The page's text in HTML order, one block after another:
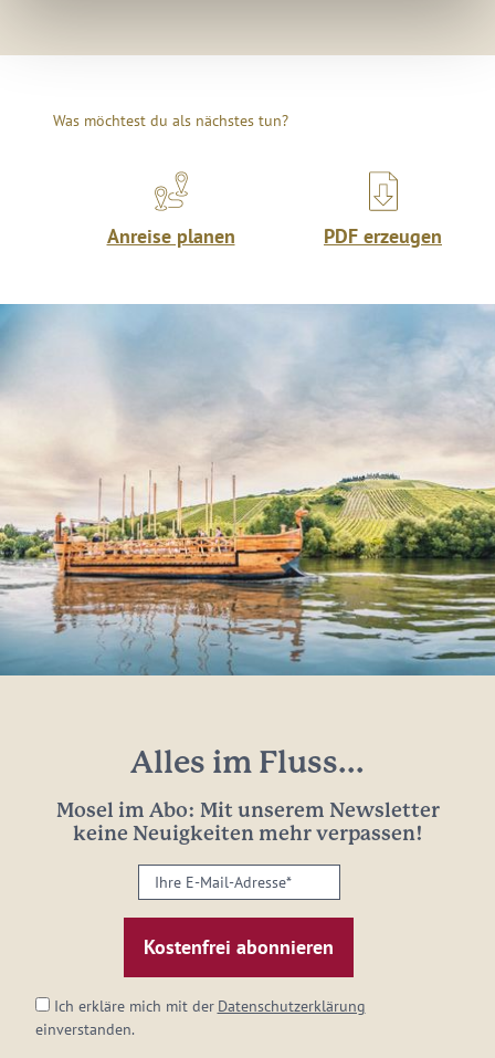
Was möchtest du als nächstes tun?
Anreise planen PDF erzeugen
Alles im Fluss...
Mosel im Abo: Mit unserem Newsletter
keine Neuigkeiten mehr verpassen!
Ihre
E-
Mail-
Adresse:
Ich erkläre mich mit der Datenschutzerklärung
einverstanden.